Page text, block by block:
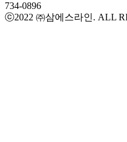
734-0896
ⓒ2022 ㈜삼에스라인. ALL